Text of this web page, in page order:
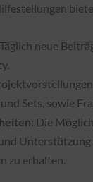
neue
Sets, sowie
: Die
zu erhalten.